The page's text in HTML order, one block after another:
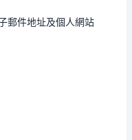
郵件地址及個人網站